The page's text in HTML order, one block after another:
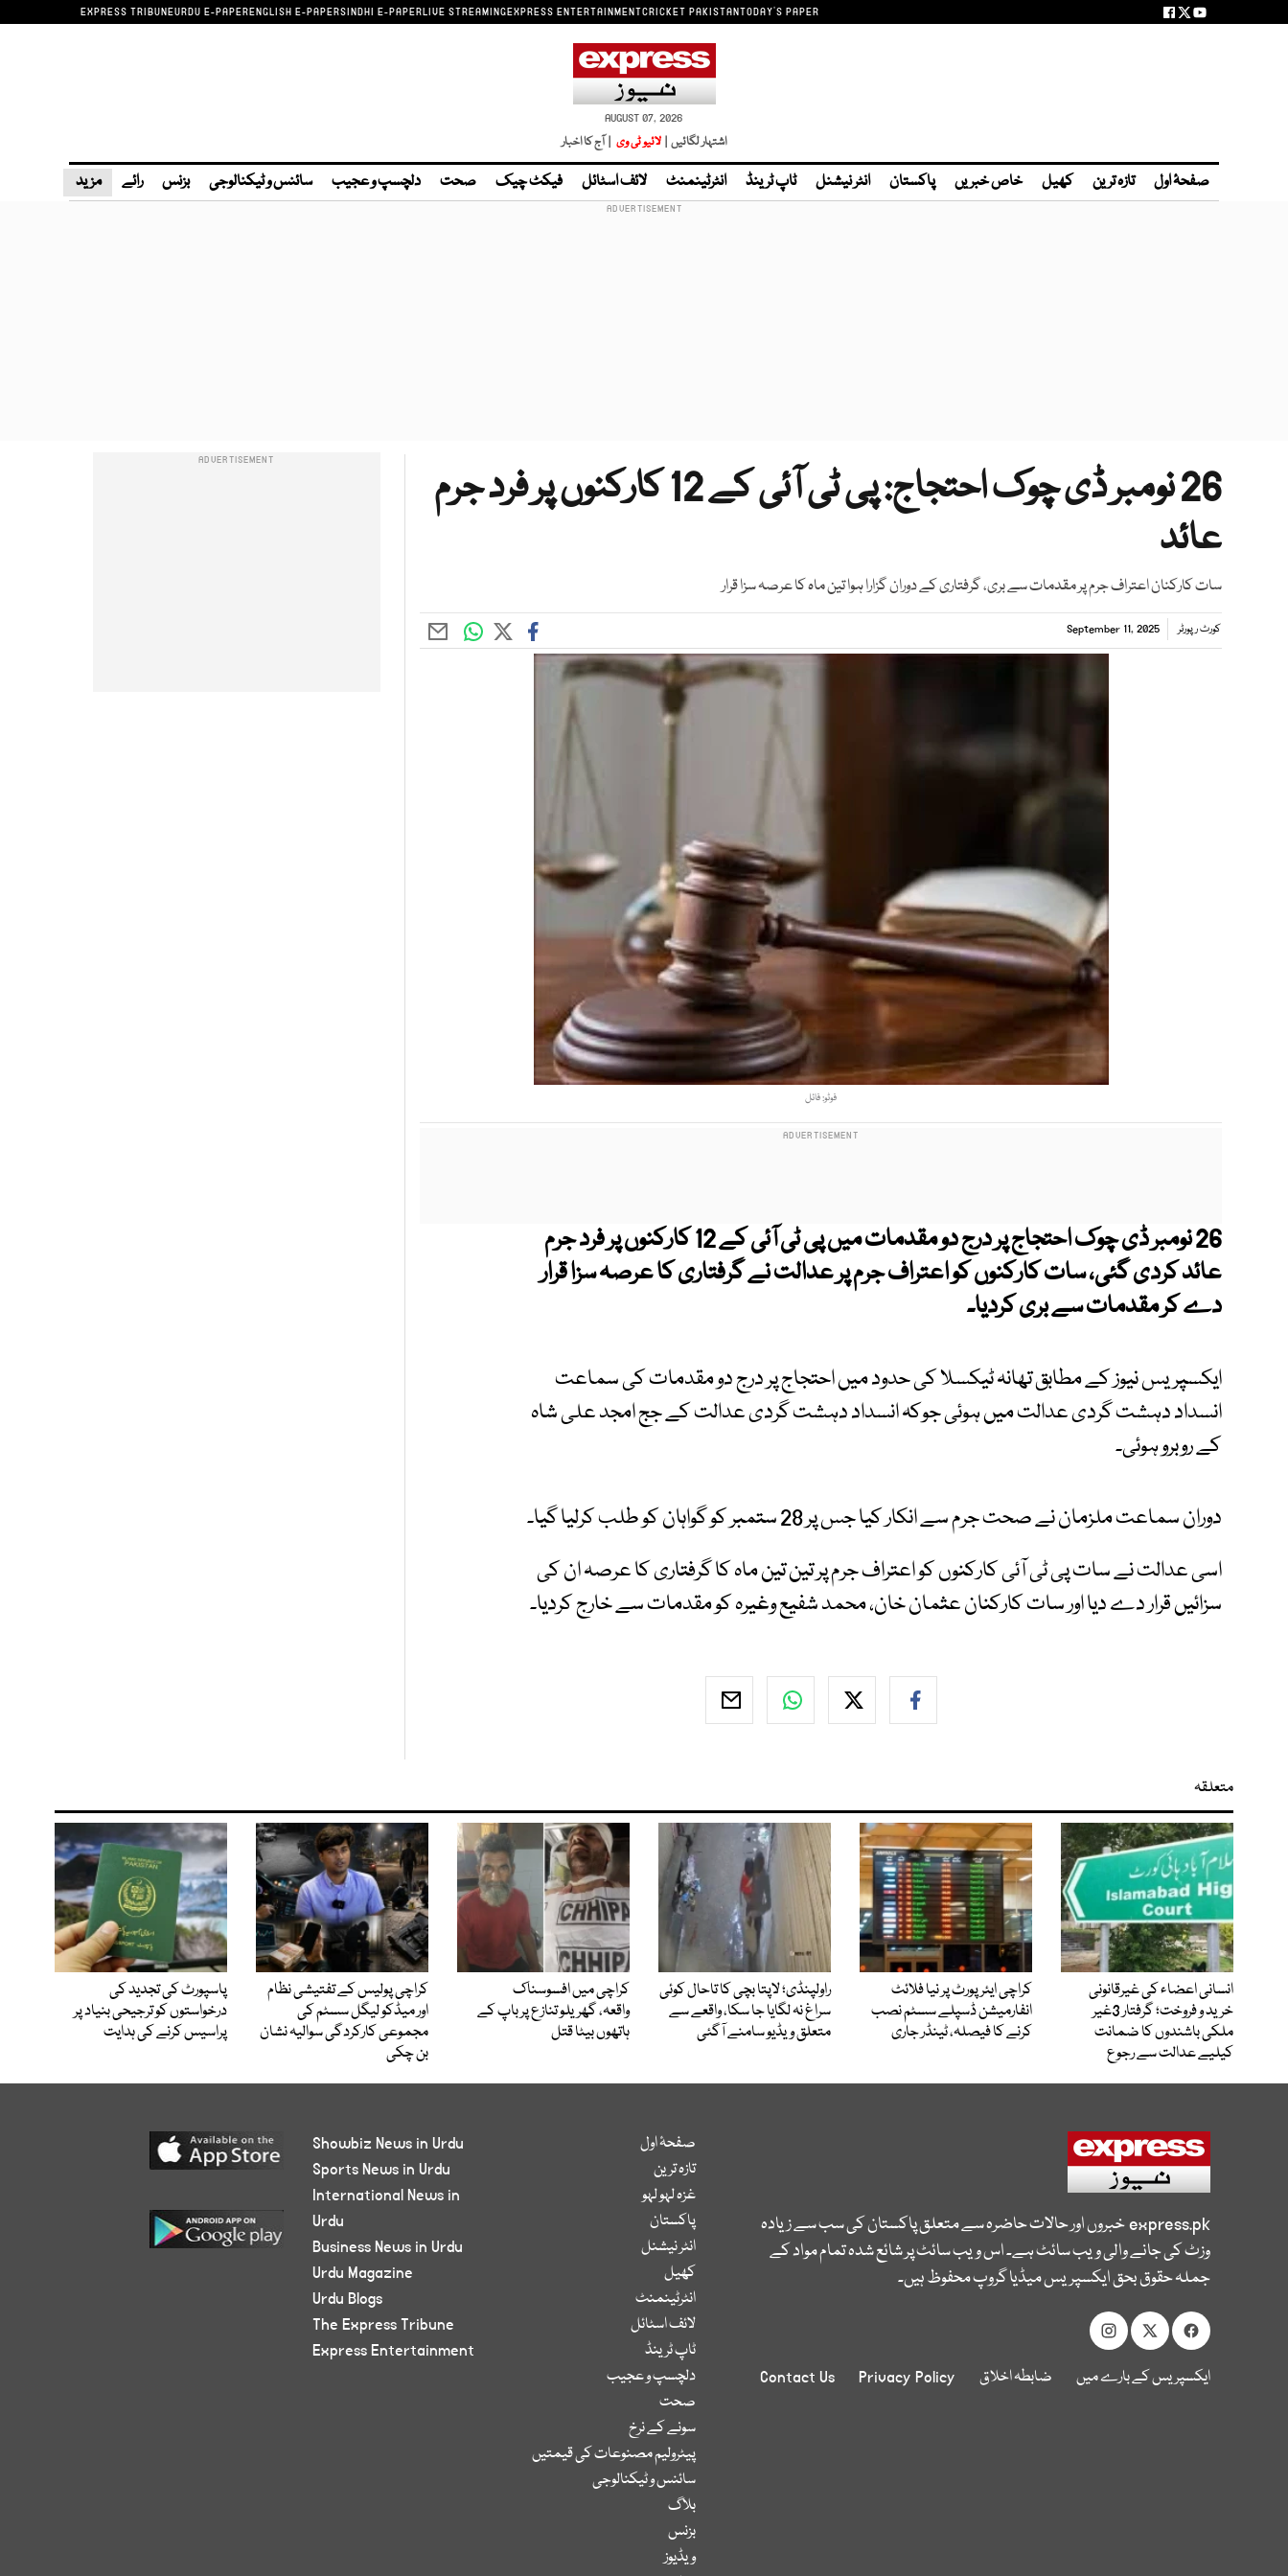
EXPRESS TRIBUNEURDU E-PAPERENGLISH E-PAPERSINDHI E-PAPERLIVE STREAMINGEXPRESS ENTERTAINMENTCRICKET PAKISTANTODAY'S PAPER
AUGUST 07, 2026
اشتہار لگائیں | لائیو ٹی وی | آج کا اخبار
صفحۂ اول تازہ ترین کھیل خاص خبریں پاکستان انٹر نیشنل ٹاپ ٹرینڈ انٹرٹینمنٹ لائف اسٹائل فیکٹ چیک صحت دلچسپ و عجیب سائنس و ٹیکنالوجی بزنس رائے مزید
26 نومبر ڈی چوک احتجاج: پی ٹی آئی کے 12 کارکنوں پر فرد جرم
عائد
سات کارکنان اعتراف جرم پر مقدمات سے بری، گرفتاری کے دوران گزارا ہوا تین ماہ کا عرصہ سزا قرار
کورٹ رپورٹر September 11, 2025
فوٹو: فائل
26 نومبر ڈی چوک احتجاج پر درج دو مقدمات میں پی ٹی آئی کے 12 کارکنوں پر فرد جرم
عائد کردی گئی، سات کارکنوں کو اعتراف جرم پر عدالت نے گرفتاری کا عرصہ سزا قرار
دے کر مقدمات سے بری کردیا۔
ایکسپریس نیوز کے مطابق تھانہ ٹیکسلا کی حدود میں احتجاج پر درج دو مقدمات کی سماعت
انسداد دہشت گردی عدالت میں ہوئی جوکہ انسداد دہشت گردی عدالت کے جج امجد علی شاہ
کے روبرو ہوئی۔
دوران سماعت ملزمان نے صحت جرم سے انکار کیا جس پر 28 ستمبر کو گواہان کو طلب کرلیا گیا۔
اسی عدالت نے سات پی ٹی آئی کارکنوں کو اعتراف جرم پر تین تین ماہ کا گرفتاری کا عرصہ ان کی
سزائیں قرار دے دیا اور سات کارکنان عثمان خان، محمد شفیع وغیرہ کو مقدمات سے خارج کردیا۔
متعلقہ
انسانی اعضاء کی غیرقانونی
خرید و فروخت؛ گرفتار 3غیر
ملکی باشندوں کا ضمانت
کیلیے عدالت سے رجوع
کراچی ایئرپورٹ پر نیا فلائٹ
انفارمیشن ڈسپلے سسٹم نصب
کرنے کا فیصلہ، ٹینڈر جاری
راولپنڈی؛ لاپتا بچی کا تاحال کوئی
سراغ نہ لگایا جا سکا، واقعے سے
متعلق ویڈیو سامنے آگئی
کراچی میں افسوسناک
واقعہ، گھریلو تنازع پر باپ کے
ہاتھوں بیٹا قتل
کراچی پولیس کے تفتیشی نظام
اور میڈکو لیگل سسٹم کی
مجموعی کارکردگی سوالیہ نشان
بن چکی
پاسپورٹ کی تجدید کی
درخواستوں کو ترجیحی بنیاد پر
پراسیس کرنے کی ہدایت
express.pkخبروں اور حالات حاضرہ سے متعلق پاکستان کی سب سے زیادہ
وزٹ کی جانے والی ویب سائٹ ہے۔ اس ویب سائٹ پر شائع شدہ تمام مواد کے
جملہ حقوق بحق ایکسپریس میڈیا گروپ محفوظ ہیں۔
ایکسپریس کے بارے میں ضابطہ اخلاق Privacy Policy
Contact Us
صفحۂ اول
تازہ ترین
غزہ لہو لہو
پاکستان
انٹر نیشنل
کھیل
انٹرٹینمنٹ
لائف اسٹائل
ٹاپ ٹرینڈ
دلچسپ و عجیب
صحت
سونے کے نرخ
پیٹرولیم مصنوعات کی قیمتیں
سائنس و ٹیکنالوجی
بلاگ
بزنس
ویڈیوز
Showbiz News in Urdu
Sports News in Urdu
International News in
Urdu
Business News in Urdu
Urdu Magazine
Urdu Blogs
The Express Tribune
Express Entertainment